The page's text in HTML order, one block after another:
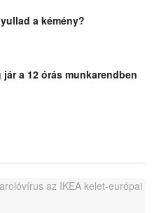
a kémény?
a 12 órás munkarendben